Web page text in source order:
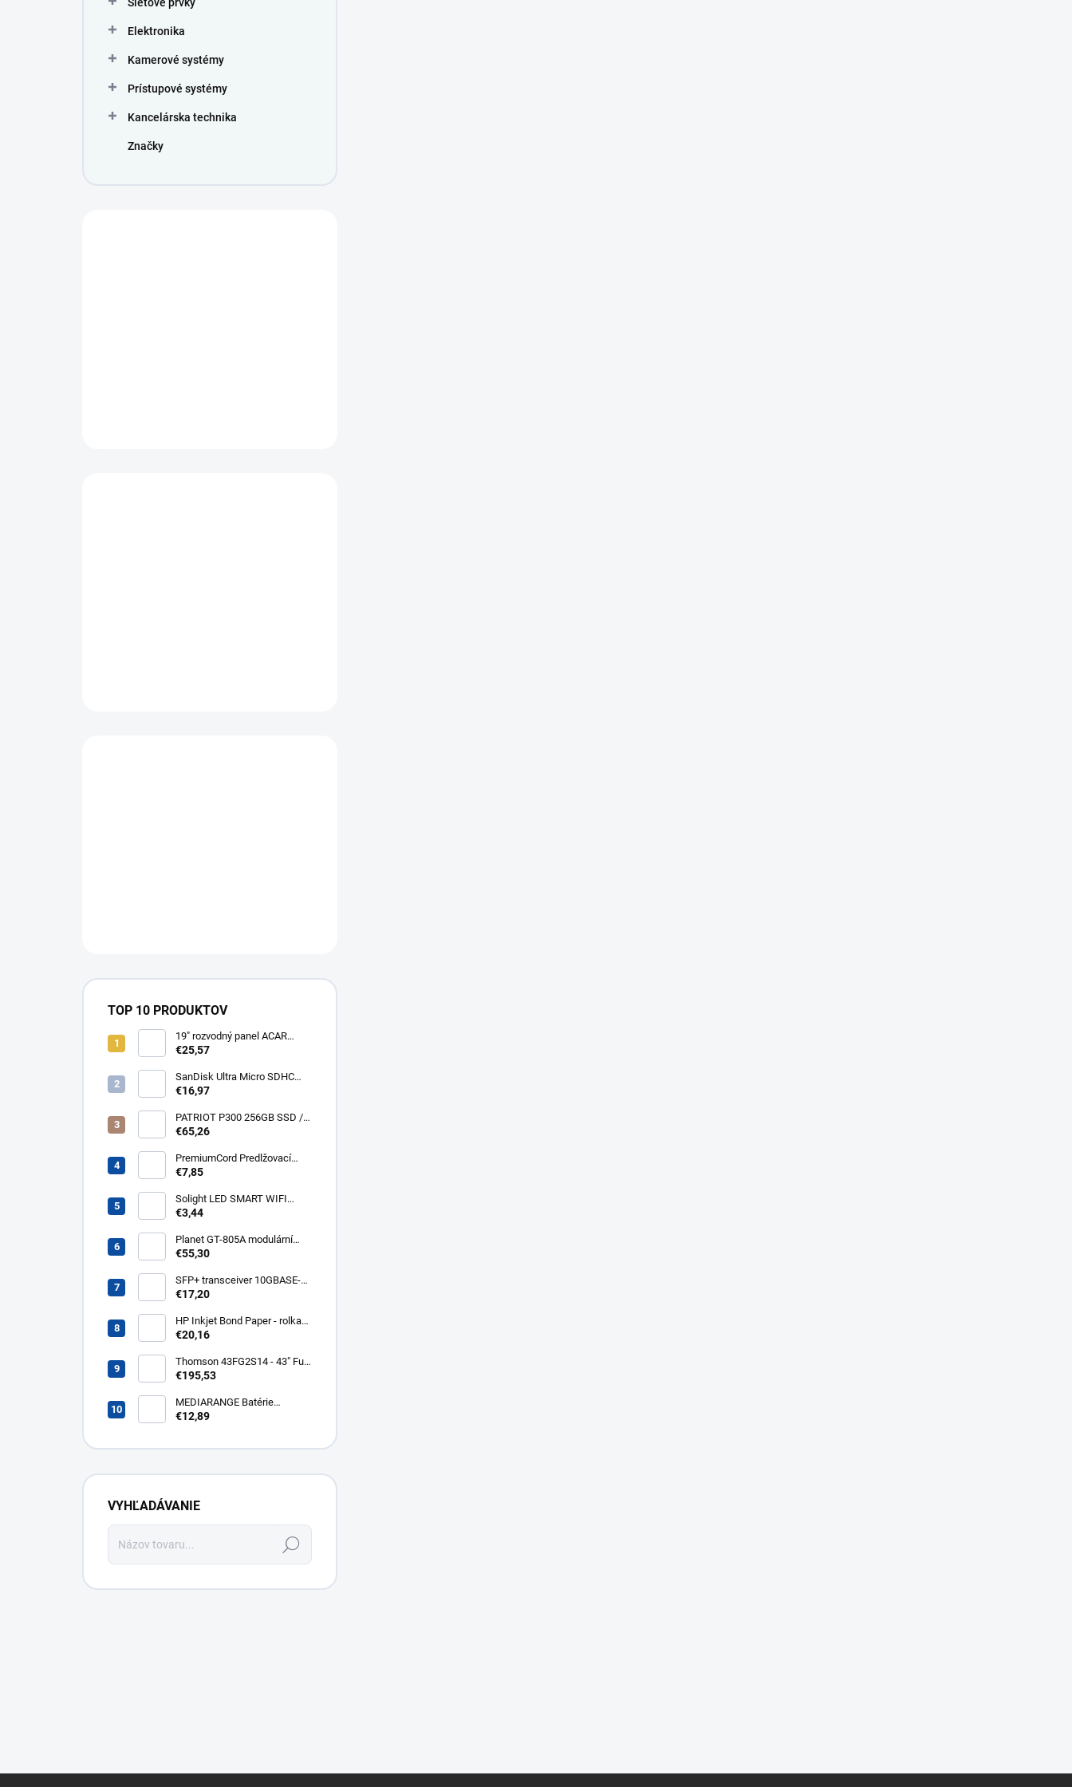
Elektronika
Kamerové systémy
Prístupové systémy
Kancelárska technika
Značky
TOP 10 PRODUKTOV
19" rozvodný panel ACAR
8x230V, vypínač, indikátor
kabel 3m Acar S8 FA
€25,57
SanDisk Ultra Micro SDHC
32GB 120MB/s A1+ada
€16,97
PATRIOT P300 256GB SSD /
Interní / M.2 PCIe Gen3 x4
P300P256GM28
€65,26
PremiumCord Predlžovací
kábel - sieť 230V, IEC 320 C13
€7,85
Solight LED SMART WIFI
žiarovka, GU10, 5W, RGB,
€3,44
Planet GT-805A modulární
konvertor Gigabit
805A
€55,30
SFP+ transceiver 10GBASE-
SR/SW, multirate, MM, OM3-
850nm VCSEL, LC dup., DMI ,
DELL komp.. SFP-PLUS-SR-
€17,20
HP Inkjet Bond Paper - rolka
24'' Q1396A
€20,16
Thomson 43FG2S14 - 43" Full
HD, Google TV, LED, čierny
€195,53
MEDIARANGE Batérie
nabíjateľné AAA, USB-C, 4ks
€12,89
VYHĽADÁVANIE
Hľadať